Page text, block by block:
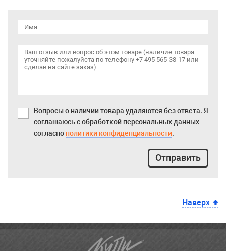
Вопросы о наличии товара удаляются без ответа. Я
соглашаюсь с обработкой персональных данных
согласно политики конфиденциальности.
Отправить
Наверх